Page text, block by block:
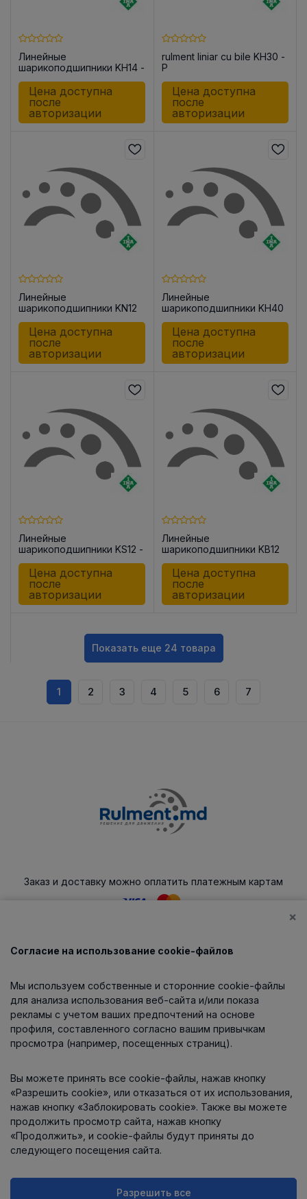
Линейные
шарикоподшипники KH14 -
Цена доступна
после
авторизации
rulment liniar cu bile KH30 -
P
Цена доступна
после
авторизации
Линейные
шарикоподшипники KN12
Цена доступна
после
авторизации
Линейные
шарикоподшипники KH40
Цена доступна
после
авторизации
Линейные
шарикоподшипники KS12 -
Цена доступна
после
авторизации
Линейные
шарикоподшипники KB12
Цена доступна
после
авторизации
Показать еще 24 товара
1 2 3 4 5 6 7
Заказ и доставку можно оплатить платежным картам
Каталог
О компании
Информация
Контакты
×
Согласие на использование cookie-файлов
Мы используем собственные и сторонние cookie-файлы
для анализа использования веб-сайта и/или показа
рекламы с учетом ваших предпочтений на основе
профиля, составленного согласно вашим привычкам
просмотра (например, посещенных страниц).
Вы можете принять все cookie-файлы, нажав кнопку
«Разрешить cookie», или отказаться от их использования,
нажав кнопку «Заблокировать cookie». Также вы можете
продолжить просмотр сайта, нажав кнопку
«Продолжить», и cookie-файлы будут приняты до
следующего посещения сайта.
Разрешить все